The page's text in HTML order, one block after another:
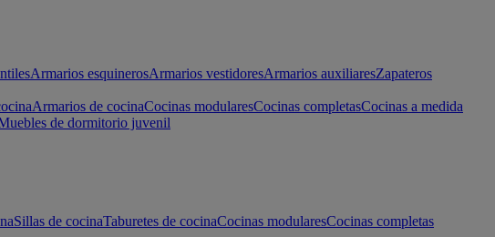
Armarios esquinerosArmarios vestidoresArmarios auxiliaresZapateros
Armarios de cocinaCocinas modularesCocinas completasCocinas a medida
de dormitorio juvenil
Sillas de cocinaTaburetes de cocinaCocinas modularesCocinas completas